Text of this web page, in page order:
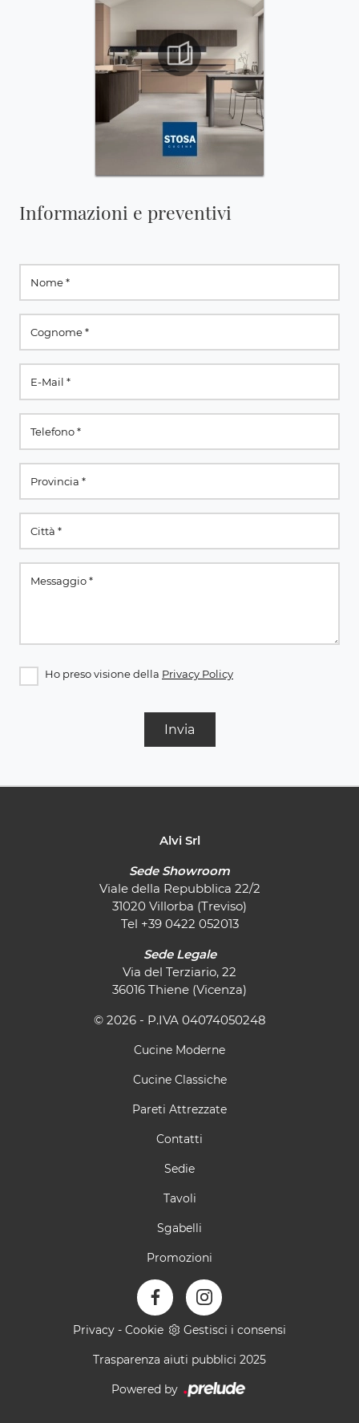
Informazioni e preventivi
Ho preso visione della Privacy Policy
Invia
Alvi Srl
Sede Showroom
Viale della Repubblica 22/2
31020 Villorba (Treviso)
Tel +39 0422 052013
Sede Legale
Via del Terziario, 22
36016 Thiene (Vicenza)
© 2026 - P.IVA 04074050248
Cucine Moderne
Cucine Classiche
Pareti Attrezzate
Contatti
Sedie
Tavoli
Sgabelli
Promozioni
Privacy - Cookie Gestisci i consensi
Trasparenza aiuti pubblici 2025
Powered by